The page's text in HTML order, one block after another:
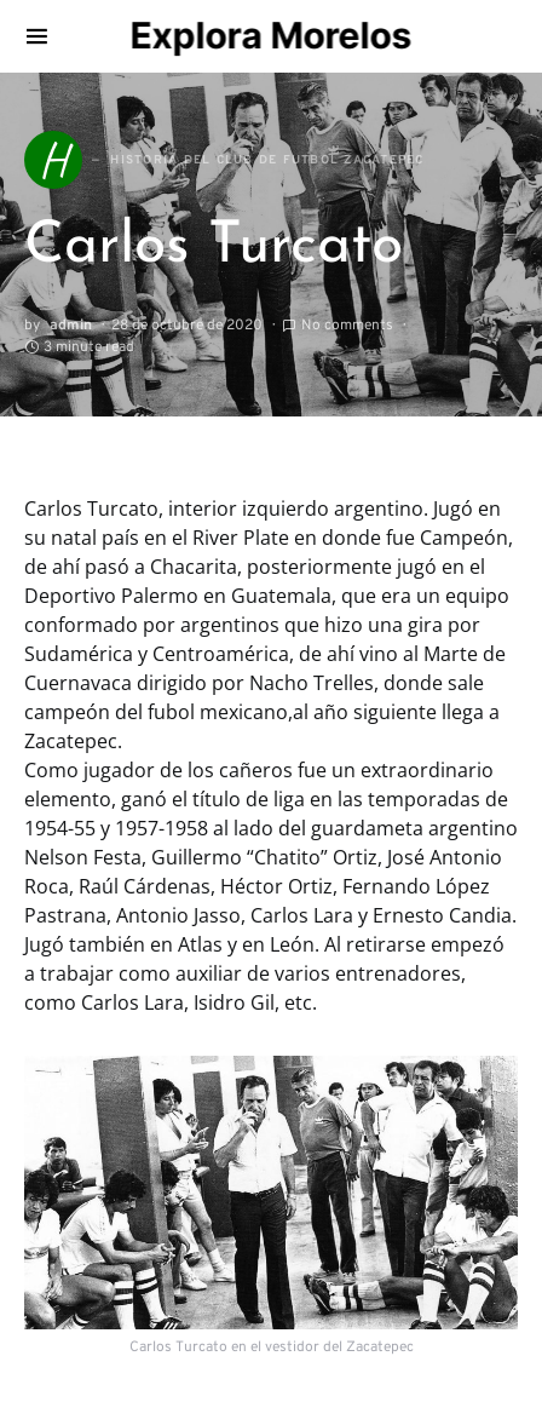
Explora Morelos
Search for:
H HISTORIA DEL CLUB DE FUTBOL ZACATEPEC
Carlos Turcato
by admin 28 de octubre de 2020
No comments
3 minute read
Carlos Turcato, interior izquierdo argentino. Jugó en
su natal país en el River Plate en donde fue Campeón,
de ahí pasó a Chacarita, posteriormente jugó en el
Deportivo Palermo en Guatemala, que era un equipo
conformado por argentinos que hizo una gira por
Sudamérica y Centroamérica, de ahí vino al Marte de
Cuernavaca dirigido por Nacho Trelles, donde sale
campeón del fubol mexicano,al año siguiente llega a
Zacatepec.
Como jugador de los cañeros fue un extraordinario
elemento, ganó el título de liga en las temporadas de
1954-55 y 1957-1958 al lado del guardameta argentino
Nelson Festa, Guillermo “Chatito” Ortiz, José Antonio
Roca, Raúl Cárdenas, Héctor Ortiz, Fernando López
Pastrana, Antonio Jasso, Carlos Lara y Ernesto Candia.
Jugó también en Atlas y en León. Al retirarse empezó
a trabajar como auxiliar de varios entrenadores,
como Carlos Lara, Isidro Gil, etc.
Carlos Turcato en el vestidor del Zacatepec